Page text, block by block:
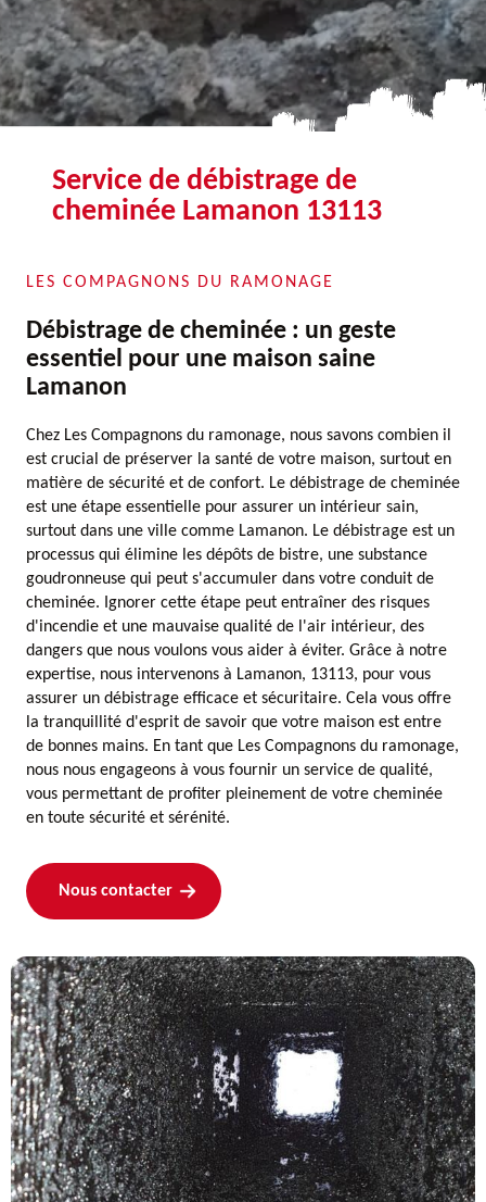
Service de débistrage de
cheminée Lamanon 13113
LES COMPAGNONS DU RAMONAGE
Débistrage de cheminée : un geste
essentiel pour une maison saine
Lamanon
Chez Les Compagnons du ramonage, nous savons combien il
est crucial de préserver la santé de votre maison, surtout en
matière de sécurité et de confort. Le débistrage de cheminée
est une étape essentielle pour assurer un intérieur sain,
surtout dans une ville comme Lamanon. Le débistrage est un
processus qui élimine les dépôts de bistre, une substance
goudronneuse qui peut s'accumuler dans votre conduit de
cheminée. Ignorer cette étape peut entraîner des risques
d'incendie et une mauvaise qualité de l'air intérieur, des
dangers que nous voulons vous aider à éviter. Grâce à notre
expertise, nous intervenons à Lamanon, 13113, pour vous
assurer un débistrage efficace et sécuritaire. Cela vous offre
la tranquillité d'esprit de savoir que votre maison est entre
de bonnes mains. En tant que Les Compagnons du ramonage,
nous nous engageons à vous fournir un service de qualité,
vous permettant de profiter pleinement de votre cheminée
en toute sécurité et sérénité.
Nous contacter